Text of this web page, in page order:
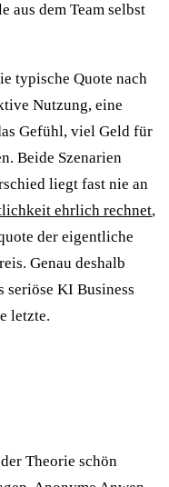
aus dem Team selbst
typische Quote nach
Nutzung, eine
Gefühl, viel Geld für
Beide Szenarien
liegt fast nie an
ehrlich rechnet,
der eigentliche
Genau deshalb
seriöse KI Business
letzte.
Theorie schön